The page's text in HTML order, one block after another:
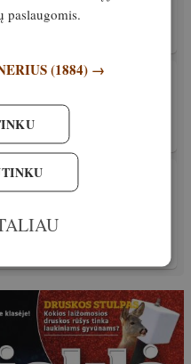
žalą
81 vilkas.
paslaugomis.
(1884) →